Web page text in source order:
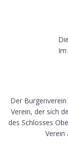
Der
Verein, der sich
des Schlosses
Verein